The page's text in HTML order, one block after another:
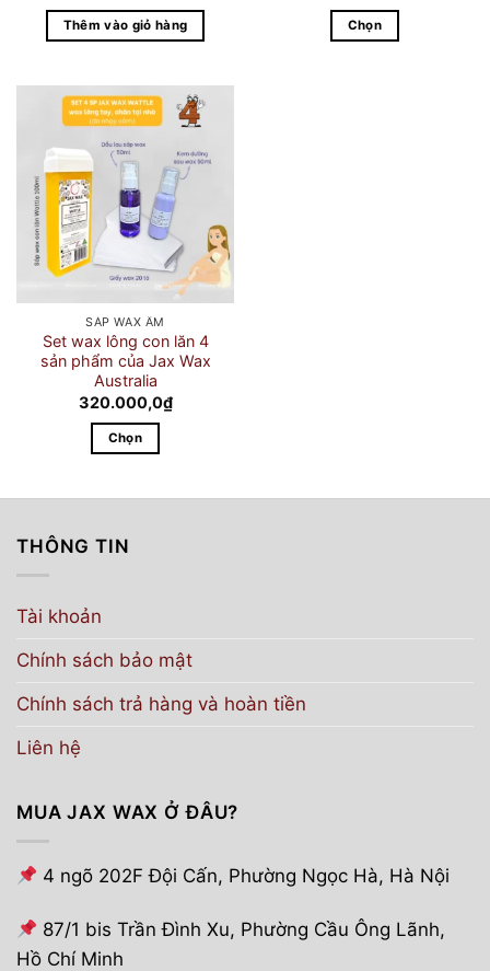
Thêm vào giỏ hàng Chọn
SÁP WAX ẤM
Set wax lông con lăn 4
sản phẩm của Jax Wax
Australia
320.000,0₫
Chọn
có
tùy
chọn
có
trên
sản
THÔNG TIN
Tài khoản
Chính sách bảo mật
Chính sách trả hàng và hoàn tiền
Liên hệ
MUA JAX WAX Ở ĐÂU?
4 ngõ 202F Đội Cấn, Phường Ngọc Hà, Hà Nội
87/1 bis Trần Đình Xu, Phường Cầu Ông Lãnh,
Hồ Chí Minh